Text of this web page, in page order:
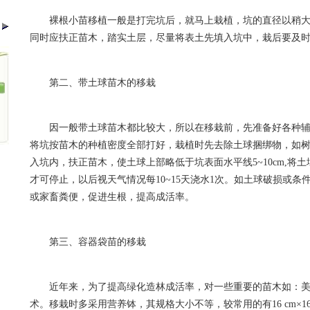
裸根小苗移植一般是打完坑后，就马上栽植，坑的直径以稍
同时应扶正苗木，踏实土层，尽量将表土先填入坑中，栽后要及
第二、带土球苗木的移栽
因一般带土球苗木都比较大，所以在移栽前，先准备好各种
将坑按苗木的种植密度全部打好，栽植时先去除土球捆绑物，如
入坑内，扶正苗木，使土球上部略低于坑表面水平线5~10cm,将
才可停止，以后视天气情况每10~15天浇水1次。如土球破损或条
或家畜粪便，促进生根，提高成活率。
第三、容器袋苗的移栽
近年来，为了提高绿化造林成活率，对一些重要的苗木如：
术。移栽时多采用营养钵，其规格大小不等，较常用的有16